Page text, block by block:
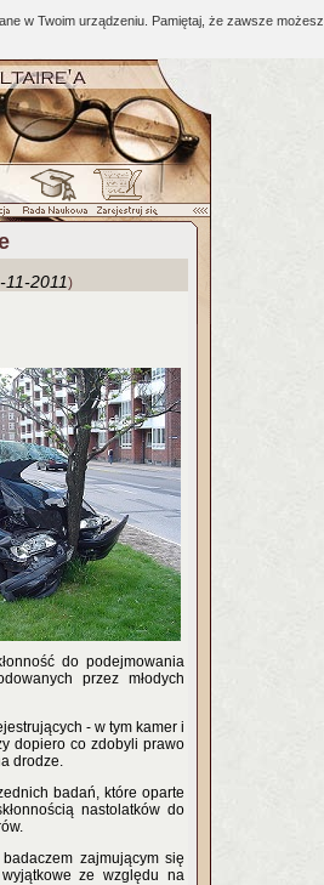
w Twoim urządzeniu. Pamiętaj, że zawsze możesz
11-2011)
do podejmowania
przez młodych
- w tym kamer i
dopiero co zdobyli prawo
drodze.
badań, które oparte
nastolatków do
zajmującym się
ze względu na